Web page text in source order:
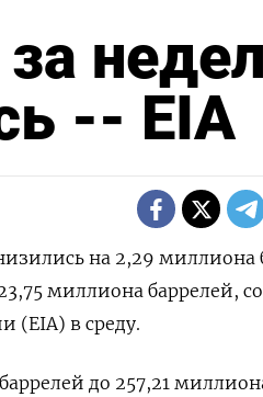
-- EIA
на 2,29 миллиона
миллиона баррелей,
(EIA) ‌в среду.
​до 257,21